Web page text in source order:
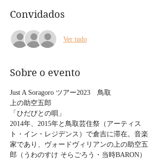
Convidados
Ver tudo
Sobre o evento
Just A Soragoro ツアー2023　鳥取
上の助空五郎
「ひだびとの唄」
2014年、2015年と鳥取芸住祭（アーティス
ト・イン・レジデンス）で倉吉に滞在。音楽
家であり、ヴォードヴィリアンの上の助空五
郎（うわのすけ そらごろう・当時BARON）